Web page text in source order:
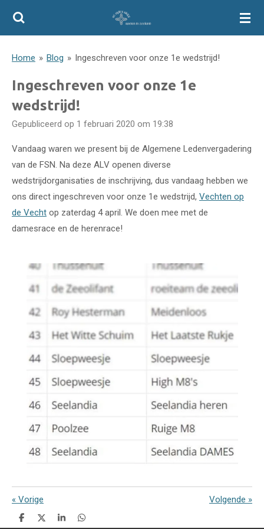
Ga
de
hoofdinhoud
Home » Blog » Ingeschreven voor onze 1e wedstrijd!
Ingeschreven voor onze 1e
wedstrijd!
Gepubliceerd op 1 februari 2020 om 19:38
Vandaag waren we present bij de Algemene Ledenvergadering
van de FSN. Na deze ALV openen diverse
wedstrijdorganisaties de inschrijving, dus vandaag hebben we
ons direct ingeschreven voor onze 1e wedstrijd, Vechten op
de Vecht op zaterdag 4 april. We doen mee met de
damesrace en de herenrace!
« Vorige Volgende »
D
D
S
D